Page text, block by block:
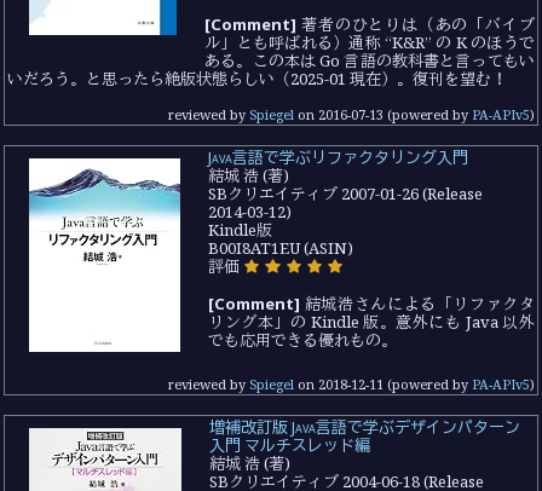
[Comment] 著者のひとりは（あの「バイブ
ル」とも呼ばれる）通称 “K&R” の K のほうで
ある。この本は Go 言語の教科書と言ってもい
いだろう。と思ったら絶版状態らしい（2025-01 現在）。復刊を望む！
reviewed by Spiegelon 2016-07-13 (powered by PA-APIv5)
Java言語で学ぶリファクタリング入門
結城 浩 (著)
SBクリエイティブ 2007-01-26 (Release
2014-03-12)
Kindle版
B00I8AT1EU (ASIN)
評価
[Comment] 結城浩さんによる「リファクタ
リング本」の Kindle 版。意外にも Java 以外
でも応用できる優れもの。
reviewed by Spiegelon 2018-12-11(powered by PA-APIv5)
増補改訂版 Java言語で学ぶデザインパターン
入門 マルチスレッド編
結城 浩 (著)
SBクリエイティブ 2004-06-18 (Release